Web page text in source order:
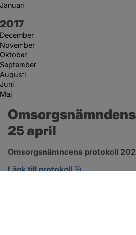
Januari
År:
2017
December
November
Oktober
September
Augusti
Juni
Maj
25 april
Omsorgsnämndens protokoll
Länk till protokoll
pdf, 222.9